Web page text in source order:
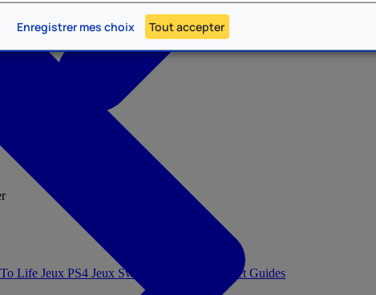
Enregistrer mes choix Tout accepter
Life Jeux PS4 Jeux Switch Livres et Guides